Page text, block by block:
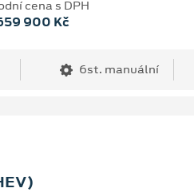
cena s DPH
900 Kč
6st. manuální